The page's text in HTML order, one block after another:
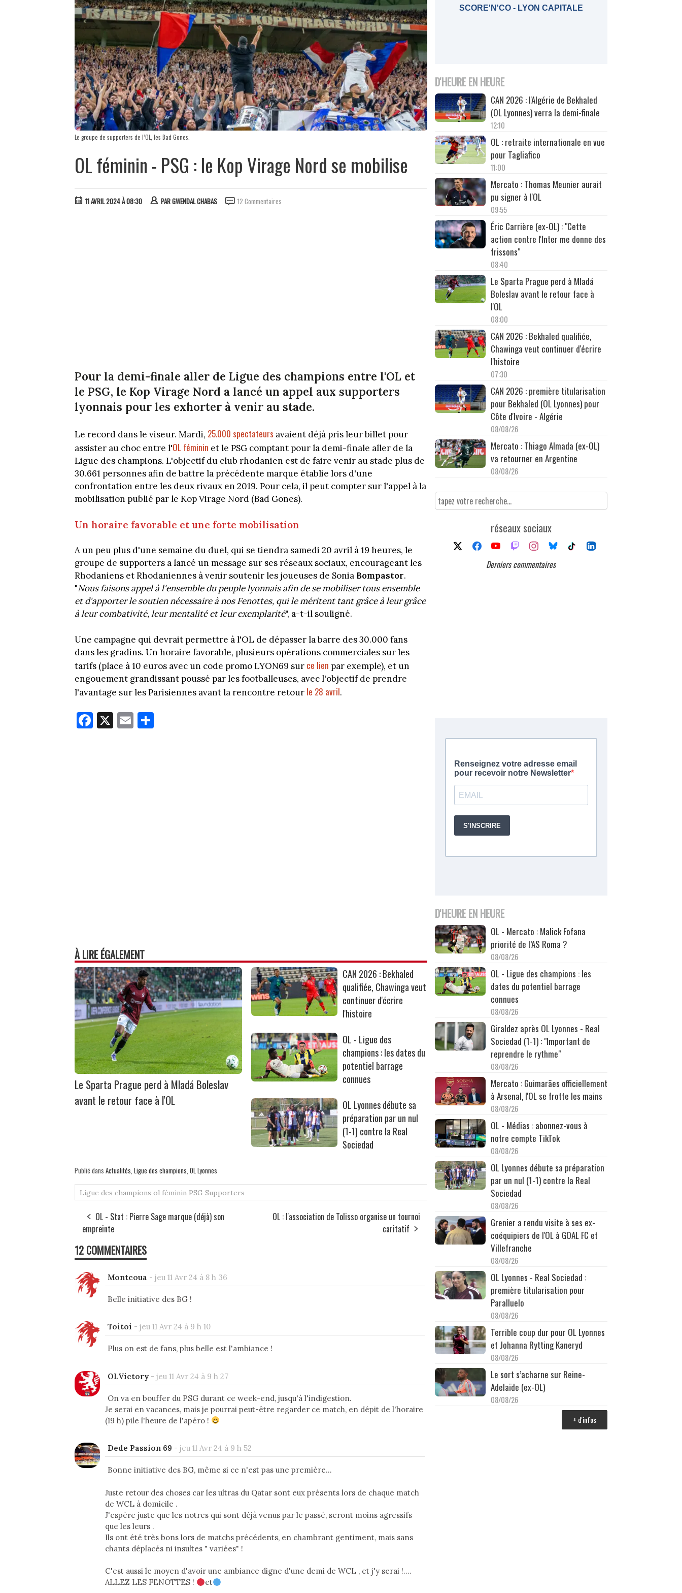
Le groupe de supporters de l’OL, les Bad Gones.
OL féminin - PSG : le Kop Virage Nord se mobilise
11 AVRIL 2024 À 08:30 PARGWENDAL CHABAS 12 Commentaires
Pour la demi-finale aller de Ligue des champions entre l'OL et
le PSG, le Kop Virage Nord a lancé un appel aux supporters
lyonnais pour les exhorter à venir au stade.
Le record dans le viseur. Mardi, 25.000 spectateurs avaient déjà pris leur billet pour
assister au choc entre l'OL féminin et le PSG comptant pour la demi-finale aller de la
Ligue des champions. L'objectif du club rhodanien est de faire venir au stade plus de
30.661 personnes afin de battre la précédente marque établie lors d'une
confrontation entre les deux rivaux en 2019. Pour cela, il peut compter sur l'appel à la
mobilisation publié par le Kop Virage Nord (Bad Gones).
Un horaire favorable et une forte mobilisation
A un peu plus d'une semaine du duel, qui se tiendra samedi 20 avril à 19 heures, le
groupe de supporters a lancé un message sur ses réseaux sociaux, encourageant les
Rhodaniens et Rhodaniennes à venir soutenir les joueuses de Sonia Bompastor.
"Nous faisons appel à l'ensemble du peuple lyonnais afin de se mobiliser tous ensemble
et d'apporter le soutien nécessaire à nos Fenottes, qui le méritent tant grâce à leur grâce
à leur combativité, leur mentalité et leur exemplarité", a-t-il souligné.
Une campagne qui devrait permettre à l'OL de dépasser la barre des 30.000 fans
dans les gradins. Un horaire favorable, plusieurs opérations commerciales sur les
tarifs (place à 10 euros avec un code promo LYON69 sur ce lien par exemple), et un
engouement grandissant poussé par les footballeuses, avec l'objectif de prendre
l'avantage sur les Parisiennes avant la rencontre retour le 28 avril.
Fa
ce
X E
m
À LIRE ÉGALEMENT
Le Sparta Prague perd à Mladá Boleslav
avant le retour face à l'OL
CAN 2026 : Bekhaled
qualifiée, Chawinga veut
continuer d'écrire
l'histoire
OL - Ligue des
champions : les dates du
potentiel barrage
connues
OL Lyonnes débute sa
préparation par un nul
(1-1) contre la Real
Sociedad
Publié dans Actualités Ligue des champions OL Lyonnes
Ligue des champions ol féminin PSG Supporters
OL - Stat : Pierre Sage marque (déjà) son
empreinte
OL : l'association de Tolisso organise un tournoi
caritatif
12 COMMENTAIRES
Montcoua - jeu 11 Avr 24 à 8 h 36
Belle initiative des BG !
Toitoi - jeu 11 Avr 24 à 9 h 10
Plus on est de fans, plus belle est l'ambiance !
OLVictory - jeu 11 Avr 24 à 9 h 27
On va en bouffer du PSG durant ce week-end, jusqu'à l'indigestion.
Je serai en vacances, mais je pourrai peut-être regarder ce match, en dépit de l'horaire
(19 h) pile l'heure de l'apéro !
Dede Passion 69 - jeu 11 Avr 24 à 9 h 52
Bonne initiative des BG, même si ce n'est pas une première...
Juste retour des choses car les ultras du Qatar sont eux présents lors de chaque match
de WCL à domicile .
J'espère juste que les notres qui sont déjà venus par le passé, seront moins agressifs
que les leurs .
Ils ont été très bons lors de matchs précédents, en chambrant gentiment, mais sans
chants déplacés ni insultes " variées" !
C'est aussi le moyen d'avoir une ambiance digne d'une demi de WCL , et j'y serai !....
ALLEZ LES FENOTTES !
et
SCORE'N'CO - LYON CAPITALE
D'HEURE EN HEURE
CAN 2026 : l'Algérie de Bekhaled
(OL Lyonnes) verra la demi-finale
12:10
OL : retraite internationale en vue
pour Tagliafico
11:00
Mercato : Thomas Meunier aurait
pu signer à l'OL
09:55
Éric Carrière (ex-OL) : "Cette
action contre l'Inter me donne des
frissons"
08:40
Le Sparta Prague perd à Mladá
Boleslav avant le retour face à
l'OL
08:00
CAN 2026 : Bekhaled qualifiée,
Chawinga veut continuer d'écrire
l'histoire
07:30
CAN 2026 : première titularisation
pour Bekhaled (OL Lyonnes) pour
Côte d'Ivoire - Algérie
08/08/26
Mercato : Thiago Almada (ex-OL)
va retourner en Argentine
08/08/26
réseaux sociaux
Derniers commentaires
D'HEURE EN HEURE
OL - Mercato : Malick Fofana
priorité de l’AS Roma ?
08/08/26
OL - Ligue des champions : les
dates du potentiel barrage
connues
08/08/26
Giraldez après OL Lyonnes - Real
Sociedad (1-1) : "Important de
reprendre le rythme"
08/08/26
Mercato : Guimarães officiellement
à Arsenal, l'OL se frotte les mains
08/08/26
OL - Médias : abonnez-vous à
notre compte TikTok
08/08/26
OL Lyonnes débute sa préparation
par un nul (1-1) contre la Real
Sociedad
08/08/26
Grenier a rendu visite à ses ex-
coéquipiers de l'OL à GOAL FC et
Villefranche
08/08/26
OL Lyonnes - Real Sociedad :
première titularisation pour
Paralluelo
08/08/26
Terrible coup dur pour OL Lyonnes
et Johanna Rytting Kaneryd
08/08/26
Le sort s’acharne sur Reine-
Adelaïde (ex-OL)
08/08/26
+ d'infos